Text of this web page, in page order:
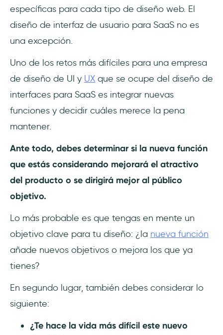
específicas para cada tipo de diseño web. El
diseño de interfaz de usuario para SaaS no es
una excepción.
Uno de los retos más difíciles para una empresa
de diseño de UI y UX que se ocupe del diseño de
interfaces para SaaS es integrar nuevas
funciones y decidir cuáles merece la pena
mantener.
Ante todo, debes determinar si la nueva función
que estás considerando mejorará el atractivo
del producto o se dirigirá mejor al público
objetivo.
Lo más probable es que tengas en mente un
objetivo clave para tu diseño: ¿la nueva función
añade nuevos objetivos o mejora los que ya
tienes?
En segundo lugar, también debes considerar lo
siguiente:
¿Te hace la vida más difícil este nuevo